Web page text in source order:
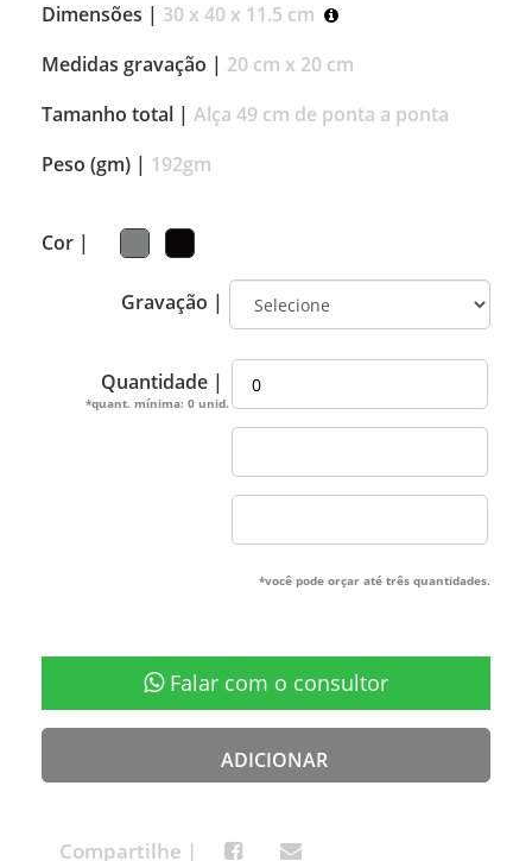
Dimensões | 30 x 40 x 11.5 cm
Medidas gravação | 20 cm x 20 cm
Tamanho total | Alça 49 cm de ponta a ponta
Peso (gm) | 192gm
Cor |
Gravação |
Quantidade |
*quant. mínima: 0 unid.
*você pode orçar até três quantidades.
Falar com o consultor
ADICIONAR
Compartilhe |